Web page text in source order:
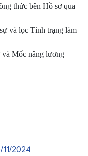
thức bên Hồ sơ qua
và lọc Tình trạng làm
Mốc nâng lương
2024